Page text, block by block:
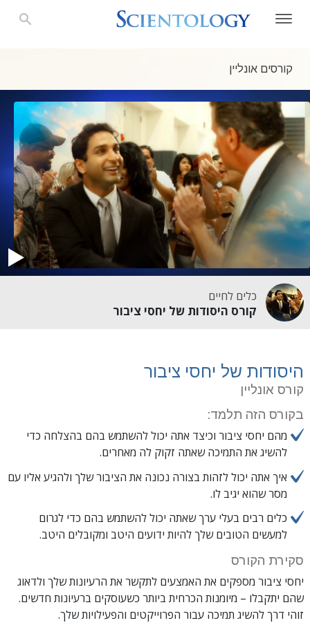
קורסים אונליין
כלים לחיים
קורס היסודות של יחסי ציבור
היסודות של יחסי ציבור
קורס אונליין
בקורס הזה תלמד:
מהם יחסי ציבור וכיצד אתה יכול להשתמש בהם בהצלחה כדי
להשיג את התמיכה שאתה זקוק לה מאחרים.
איך אתה יכול לזהות בצורה נכונה את הציבור שלך ולהגיע אליו עם
מסר שהוא יגיב לו.
כלים רבים בעלי ערך שאתה יכול להשתמש בהם כדי לגרום
למעשים הטובים שלך להיות ידועים היטב ומקובלים היטב.
סקירת הקורס
יחסי ציבור מספקים את האמצעים לתקשר את הרעיונות שלך ולדאוג
שהם יתקבלו – מיומנות הכרחית ביותר כשעוסקים ברעיונות חדשים.
זוהי דרך להשיג תמיכה עבור הפרוייקטים והפעילויות שלך.